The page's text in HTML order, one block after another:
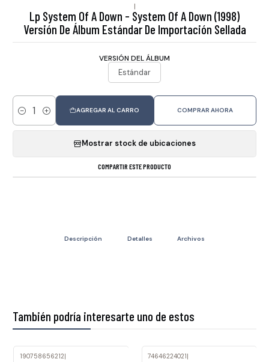
|
Lp System Of A Down - System Of A Down (1998)
Versión De Álbum Estándar De Importación Sellada
VERSIÓN DEL ÁLBUM
Estándar
Cantidad
AGREGAR AL CARRO COMPRAR AHORA
Mostrar stock de ubicaciones
COMPARTIR ESTE PRODUCTO
Descripción Detalles Archivos
También podría interesarte uno de estos
190758656212| 74646224021|